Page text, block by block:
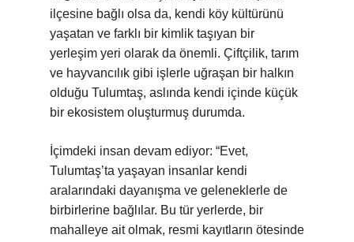
ilçesine bağlı olsa da, kendi köy kültürünü
yaşatan ve farklı bir kimlik taşıyan bir
yerleşim yeri olarak da önemli. Çiftçilik, tarım
ve hayvancılık gibi işlerle uğraşan bir halkın
olduğu Tulumtaş, aslında kendi içinde küçük
bir ekosistem oluşturmuş durumda.
İçimdeki insan devam ediyor: “Evet,
Tulumtaş’ta yaşayan insanlar kendi
aralarındaki dayanışma ve geleneklerle de
birbirlerine bağlılar. Bu tür yerlerde, bir
mahalleye ait olmak, resmi kayıtların ötesinde